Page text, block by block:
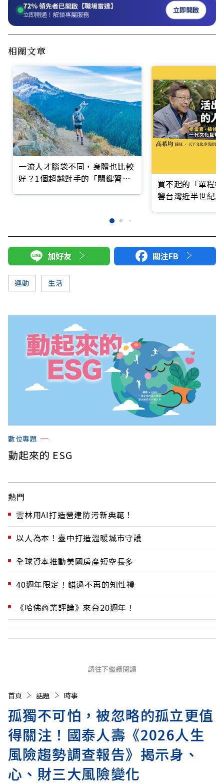
72%領先者已開啟【職場雷達】
立即開通！解鎖專屬服務 立即開啟
相關文章
一流人才腦袋不同，身體也比較
好？1個超越對手的「關鍵習
買不起的「單程
響台灣近半世紀
加好友 關注FB
運動 生活
數位專題
動起來的 ESG
熱門
雲林用AI打造營建防污新典範！
以人為本！臺中打造溫暖城市守護
全球資本推動美國房產短空長多
40週年限定！錯過不再的知性禮
《哈佛商業評論》來台20週年！
請往下繼續閱讀
首頁 話題 時事
孤獨不可怕，被忽略的孤立更值
得關注！國泰人壽《2026人生
風險趨勢調查報告》揭示身、
心、財三大風險變化